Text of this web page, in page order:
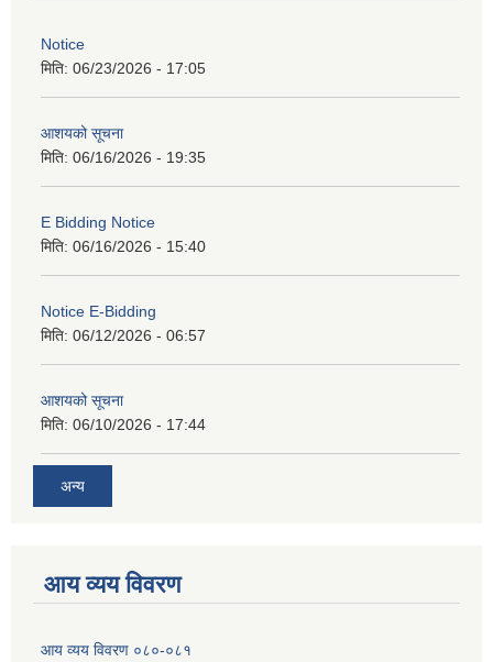
Notice
मिति: 06/23/2026 - 17:05
आशयको सूचना
मिति: 06/16/2026 - 19:35
E Bidding Notice
मिति: 06/16/2026 - 15:40
Notice E-Bidding
मिति: 06/12/2026 - 06:57
आशयको सूचना
मिति: 06/10/2026 - 17:44
अन्य
आय व्यय विवरण
आय व्यय विवरण ०८०-०८१